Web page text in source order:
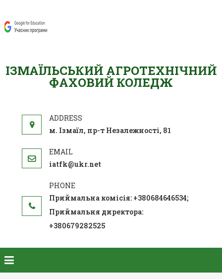
ІЗМАЇЛЬСЬКИЙ АГРОТЕХНІЧНИЙ
ФАХОВИЙ КОЛЕДЖ
м. Ізмаїл, пр-т Незалежності, 81
iatfk@ukr.net
Приймальна комісія: +380684646534;
Приймальня директора:
+380679282525